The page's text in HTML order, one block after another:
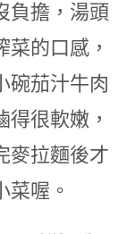
負擔，湯頭
的口感，
碗茄汁牛肉
很軟嫩，
麥拉麵後才
菜喔。